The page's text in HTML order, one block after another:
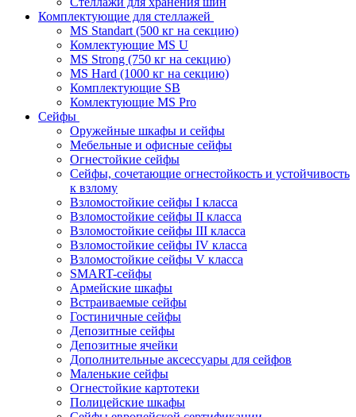
Комплектующие для стеллажей
MS Standart (500 кг на секцию)
Комлектующие MS U
MS Strong (750 кг на секцию)
MS Hard (1000 кг на секцию)
Комплектующие SB
Комлектующие MS Pro
Сейфы
Оружейные шкафы и сейфы
Мебельные и офисные сейфы
Огнестойкие сейфы
Сейфы, сочетающие огнестойкость и устойчивость
к взлому
Взломостойкие сейфы I класса
Взломостойкие сейфы II класса
Взломостойкие сейфы III класса
Взломостойкие сейфы IV класса
Взломостойкие сейфы V класса
SMART-сейфы
Армейские шкафы
Встраиваемые сейфы
Гостиничные сейфы
Депозитные сейфы
Депозитные ячейки
Дополнительные аксессуары для сейфов
Маленькие сейфы
Огнестойкие картотеки
Полицейские шкафы